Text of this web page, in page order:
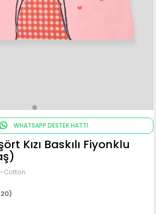
WHATSAPP DESTEK HATTI
Kızı Baskılı Fiyonklu
Cotton